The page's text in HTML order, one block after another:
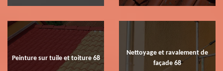
Peinture sur tuile et toiture 68
Nettoyage et ravalement de
façade 68